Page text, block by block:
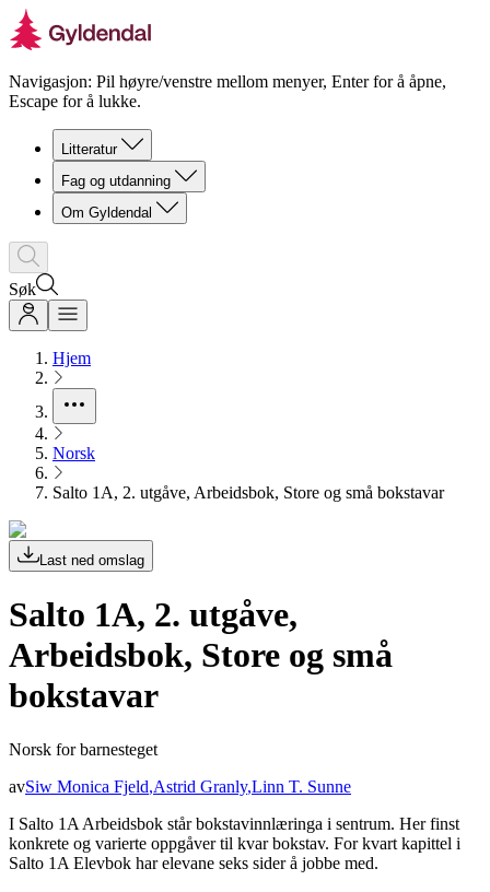
Navigasjon: Pil høyre/venstre mellom menyer, Enter for å åpne,
Escape for å lukke.
Litteratur
Fag og utdanning
Om Gyldendal
Søk
Hjem
Norsk
Salto 1A, 2. utgåve, Arbeidsbok, Store og små bokstavar
Last ned omslag
Salto 1A, 2. utgåve,
Arbeidsbok, Store og små
bokstavar
Norsk for barnesteget
avSiw Monica Fjeld,Astrid Granly,Linn T. Sunne
I Salto 1A Arbeidsbok står bokstavinnlæringa i sentrum. Her finst
konkrete og varierte oppgåver til kvar bokstav. For kvart kapittel i
Salto 1A Elevbok har elevane seks sider å jobbe med.